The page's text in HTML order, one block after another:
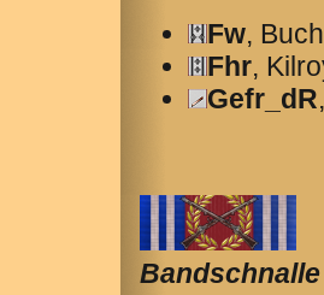
Fw,
Fhr,
Gefr_dR